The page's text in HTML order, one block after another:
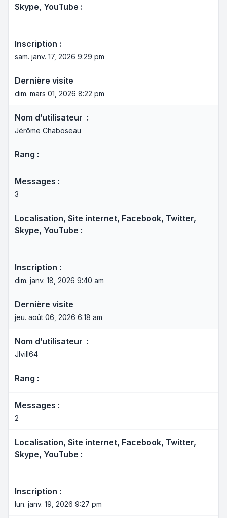
Skype, YouTube :
Inscription :
sam. janv. 17, 2026 9:29 pm
Dernière visite
dim. mars 01, 2026 8:22 pm
Nom d’utilisateur :
Jérôme Chaboseau
Rang :
Messages :
3
Localisation, Site internet, Facebook, Twitter,
Skype, YouTube :
Inscription :
dim. janv. 18, 2026 9:40 am
Dernière visite
jeu. août 06, 2026 6:18 am
Nom d’utilisateur :
Jlvill64
Rang :
Messages :
2
Localisation, Site internet, Facebook, Twitter,
Skype, YouTube :
Inscription :
lun. janv. 19, 2026 9:27 pm